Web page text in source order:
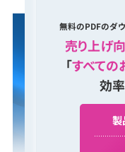
無料のPDFのダ
売り上げ
「すべて
効
製